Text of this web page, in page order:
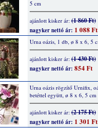
5 cm
ajánlott kisker ár:(1 860 Ft)
nagyker nettó ár: 1 088 Ft
Urna oázis, 1 db, ø 8 x 6, 5
ajánlott kisker ár:(1 430 Ft)
nagyker nettó ár: 854 Ft
Urna oázis rögzítő Urnifix,
betéttel együtt, ø 8 x 6, 5 cm
ajánlott kisker ár:(2 175 Ft)
nagyker nettó ár: 1 301 Ft